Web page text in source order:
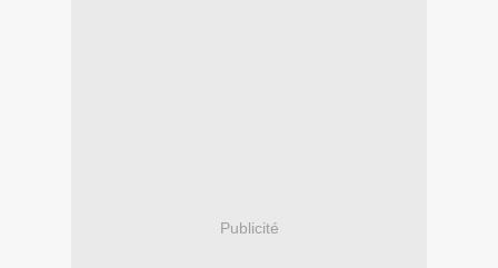
Publicité